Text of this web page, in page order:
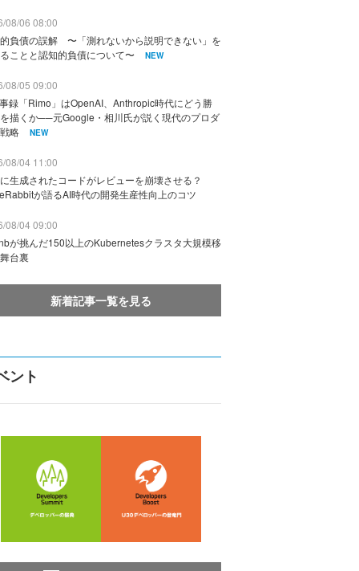
08/06 08:00
負債の誤解 〜「測れないから説明できない」を
ことと認知的負債について〜
NEW
08/05 09:00
録「Rimo」はOpenAI、Anthropic時代にどう勝
描くか──元Google・相川氏が説く現代のプロダ
略
NEW
08/04 11:00
生成されたコードがレビューを崩壊させる？
が語るAI時代の開発生産性向上のコツ
08/04 09:00
が挑んだ150以上のKubernetesクラスタ大規模移
台裏
新着記事一覧を見る
ント